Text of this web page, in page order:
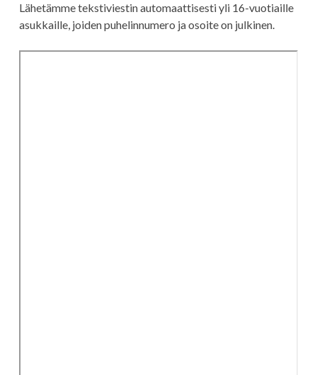
Lähetämme tekstiviestin automaattisesti yli 16-vuotiaille
asukkaille, joiden puhelinnumero ja osoite on julkinen.